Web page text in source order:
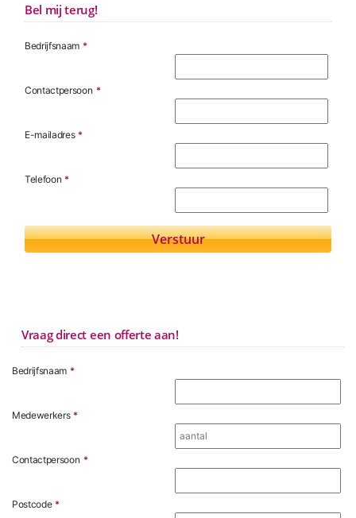
Bel mij terug!
Bedrijfsnaam *
Contactpersoon *
E-mailadres *
Telefoon *
Vraag direct een offerte aan!
Bedrijfsnaam *
Medewerkers *
Contactpersoon *
Postcode *